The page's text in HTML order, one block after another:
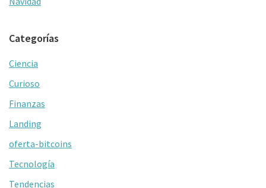
Categorías
Ciencia
Curioso
Finanzas
Landing
oferta-bitcoins
Tecnología
Tendencias